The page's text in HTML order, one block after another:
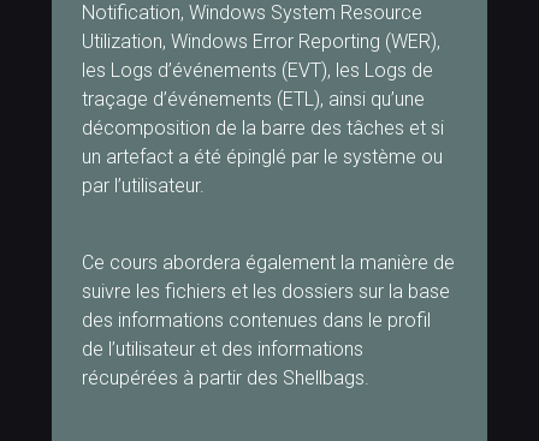
Notification, Windows System Resource
Utilization, Windows Error Reporting (WER),
les Logs d’événements (EVT), les Logs de
traçage d’événements (ETL), ainsi qu’une
décomposition de la barre des tâches et si
un artefact a été épinglé par le système ou
par l’utilisateur.
Ce cours abordera également la manière de
suivre les fichiers et les dossiers sur la base
des informations contenues dans le profil
de l’utilisateur et des informations
récupérées à partir des Shellbags.